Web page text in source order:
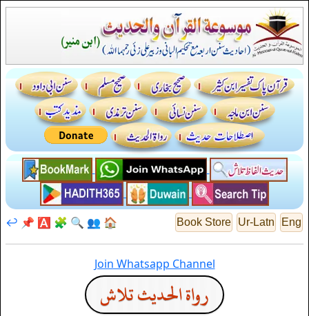
Eng
Ur-Latn
Book Store
🏠
👥
🔍
🧩
🅰️
📌
↩️
Join Whatsapp Channel
رواة الحديث تلاش